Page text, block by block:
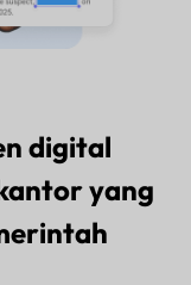
digital
yang